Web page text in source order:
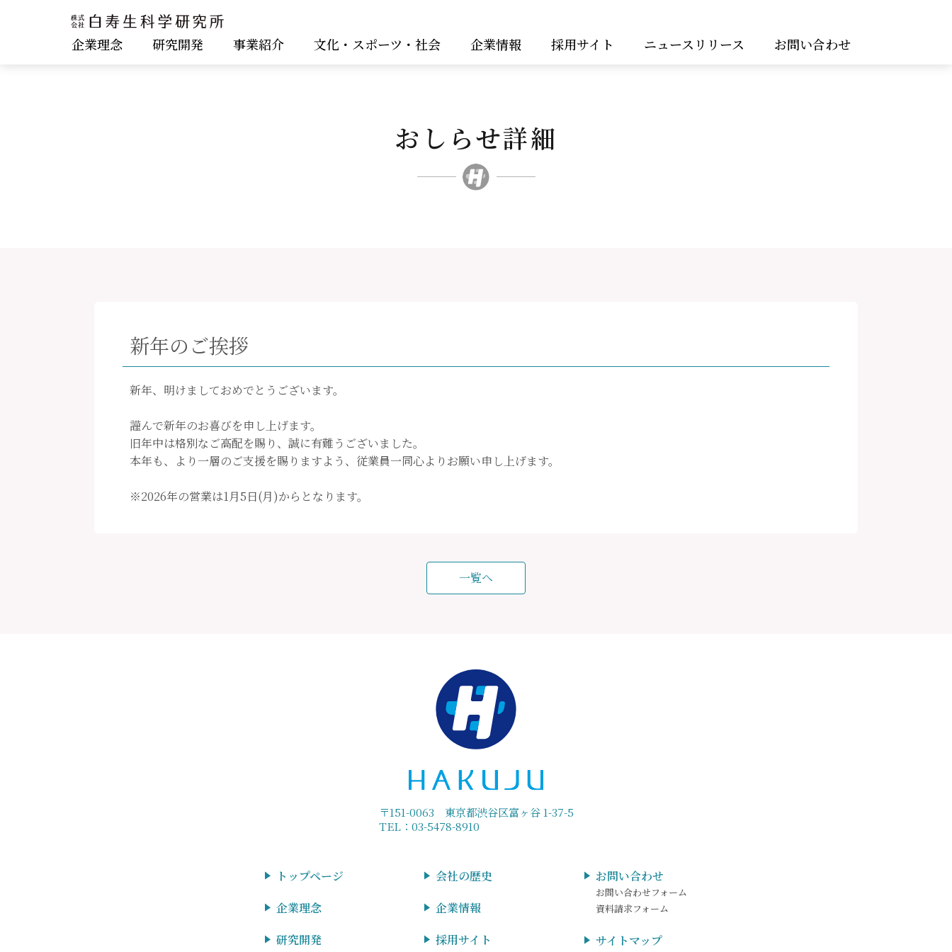
企業理念 研究開発 事業紹介 文化・スポーツ・社会 企業情報 採用サイト ニュースリリース お問い合わせ
おしらせ詳細
新年のご挨拶
新年、明けましておめでとうございます。
謹んで新年のお喜びを申し上げます。
旧年中は格別なご高配を賜り、誠に有難うございました。
本年も、より一層のご支援を賜りますよう、従業員一同心よりお願い申し上げます。
※2026年の営業は1月5日(月)からとなります。
一覧へ
〒151-0063 東京都渋谷区富ヶ谷 1-37-5
TEL：03-5478-8910
トップページ
企業理念
研究開発
会社の歴史
企業情報
採用サイト
お問い合わせ
お問い合わせフォーム
資料請求フォーム
サイトマップ